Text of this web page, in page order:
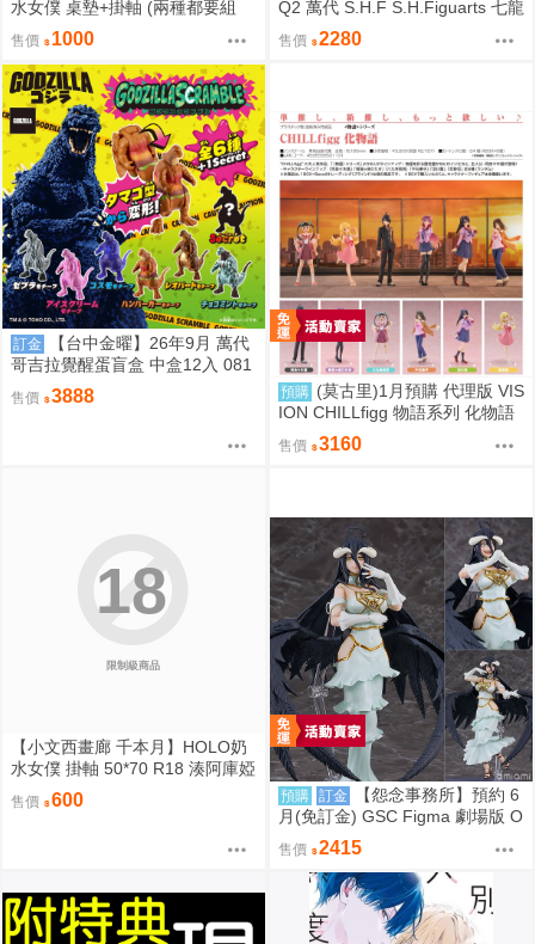
水女僕 桌墊+掛軸 (兩種都要組
合) 桌墊 滑鼠墊 70*40 掛軸 50*7
0 R18【FF47場前預購】{宅即
門}
售價 1000
Q2 萬代 S.H.F S.H.Figuarts 七龍
珠 FULL POWER 弗力札 戰損版
售價 2280
訂金
【台中金曜】26年9月 萬代
哥吉拉覺醒蛋盲盒 中盒12入 081
售價 3888 預購 (莫古里)1月預購 代理版 VIS
ION CHILLfigg 物語系列 化物語
中盒 BOX6入 免訂金
售價 3160
限制級商品
18
【小文西畫廊 千本月】HOLO奶
水女僕 掛軸 50*70 R18 湊阿庫婭
阿夸 沙花叉 虎鯨 雪花菈米 塞萊
希·法娜 Fauna 白銀諾艾爾 團長
娜·惑星諾瓦 Moona【FF47場前
售價 600 預購 訂金
【怨念事務所】預約 6
月(免訂金) GSC Figma 劇場版 O
VERLORD 聖王國篇 雅兒貝德 0
913
售價 2415